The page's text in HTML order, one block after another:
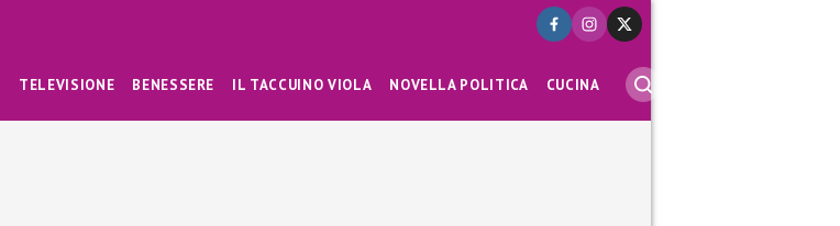
TELEVISIONE BENESSERE IL TACCUINO VIOLA NOVELLA POLITICA CUCINA